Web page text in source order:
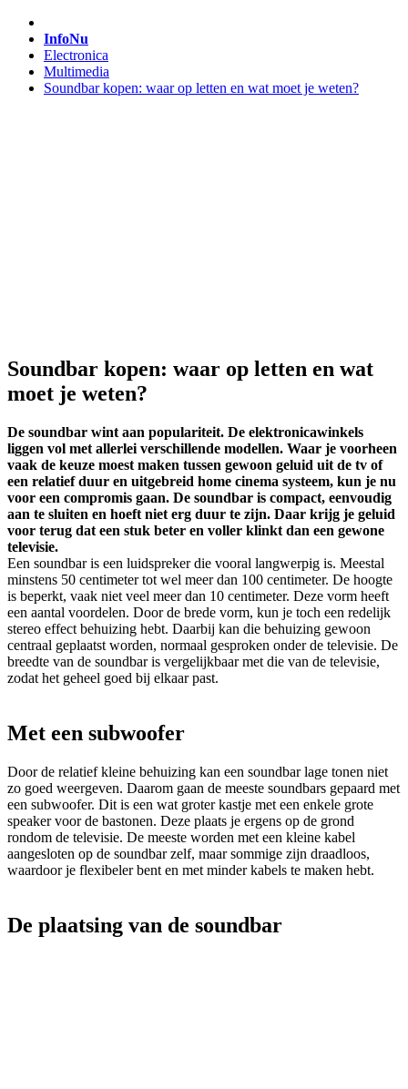
InfoNu
Electronica
Multimedia
Soundbar kopen: waar op letten en wat moet je weten?
Soundbar kopen: waar op letten en wat
moet je weten?
De soundbar wint aan populariteit. De elektronicawinkels
liggen vol met allerlei verschillende modellen. Waar je voorheen
vaak de keuze moest maken tussen gewoon geluid uit de tv of
een relatief duur en uitgebreid home cinema systeem, kun je nu
voor een compromis gaan. De soundbar is compact, eenvoudig
aan te sluiten en hoeft niet erg duur te zijn. Daar krijg je geluid
voor terug dat een stuk beter en voller klinkt dan een gewone
televisie.
Een soundbar is een luidspreker die vooral langwerpig is. Meestal
minstens 50 centimeter tot wel meer dan 100 centimeter. De hoogte
is beperkt, vaak niet veel meer dan 10 centimeter. Deze vorm heeft
een aantal voordelen. Door de brede vorm, kun je toch een redelijk
stereo effect behuizing hebt. Daarbij kan die behuizing gewoon
centraal geplaatst worden, normaal gesproken onder de televisie. De
breedte van de soundbar is vergelijkbaar met die van de televisie,
zodat het geheel goed bij elkaar past.
Met een subwoofer
Door de relatief kleine behuizing kan een soundbar lage tonen niet
zo goed weergeven. Daarom gaan de meeste soundbars gepaard met
een subwoofer. Dit is een wat groter kastje met een enkele grote
speaker voor de bastonen. Deze plaats je ergens op de grond
rondom de televisie. De meeste worden met een kleine kabel
aangesloten op de soundbar zelf, maar sommige zijn draadloos,
waardoor je flexibeler bent en met minder kabels te maken hebt.
De plaatsing van de soundbar